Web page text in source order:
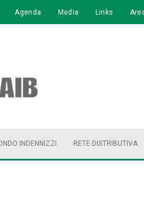
Agenda Media Links
INDENNIZZI RETE DISTRIBUTIVA